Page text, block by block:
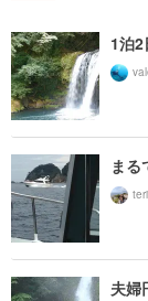
1泊2
まる
夫婦